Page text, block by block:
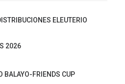
ELEUTERIO
2026
BALAYO-FRIENDS CUP